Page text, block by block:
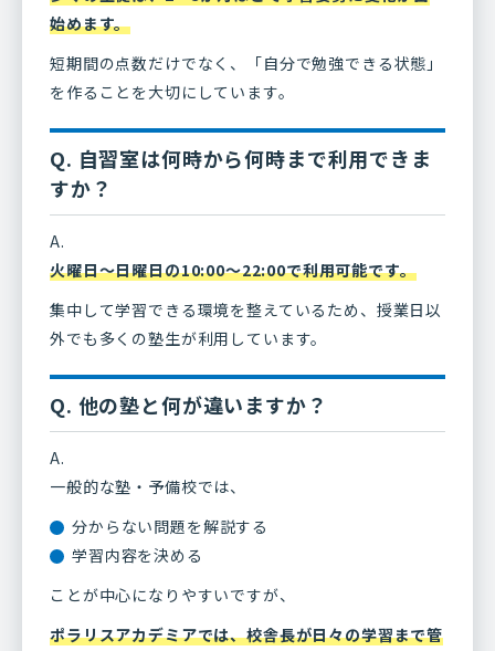
始めます。
短期間の点数だけでなく、「自分で勉強できる状態」
を作ることを大切にしています。
Q. 自習室は何時から何時まで利用できま
すか？
A.
火曜日〜日曜日の10:00〜22:00で利用可能です。
集中して学習できる環境を整えているため、授業日以
外でも多くの塾生が利用しています。
Q. 他の塾と何が違いますか？
A.
一般的な塾・予備校では、
分からない問題を解説する
学習内容を決める
ことが中心になりやすいですが、
ポラリスアカデミアでは、校舎長が日々の学習まで管